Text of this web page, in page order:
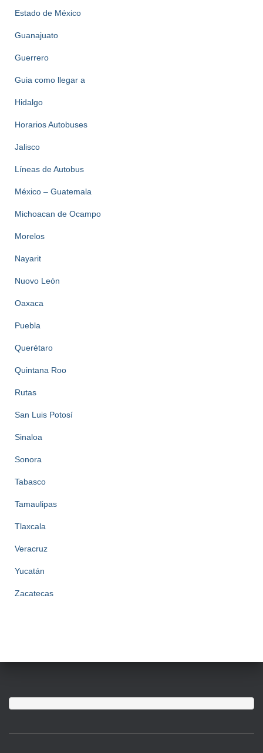
Estado de México
Guanajuato
Guerrero
Guia como llegar a
Hidalgo
Horarios Autobuses
Jalisco
Líneas de Autobus
México – Guatemala
Michoacan de Ocampo
Morelos
Nayarit
Nuovo León
Oaxaca
Puebla
Querétaro
Quintana Roo
Rutas
San Luis Potosí
Sinaloa
Sonora
Tabasco
Tamaulipas
Tlaxcala
Veracruz
Yucatán
Zacatecas